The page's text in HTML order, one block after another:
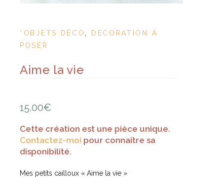
*OBJETS DÉCO
DÉCORATION À
POSER
Aime la vie
15.00€
Cette création est une pièce unique.
Contactez-moi pour connaître sa
disponibilité.
Mes petits cailloux « Aime la vie »